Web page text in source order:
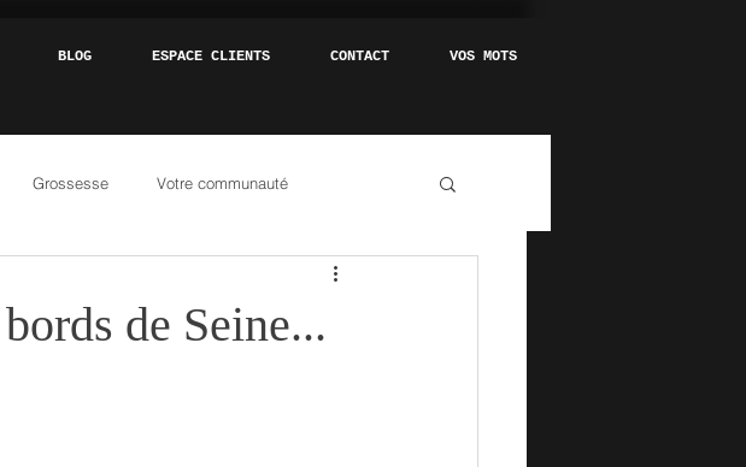
BLOG ESPACE CLIENTS CONTACT VOS MOTS
Grossesse Votre communauté
de Seine...